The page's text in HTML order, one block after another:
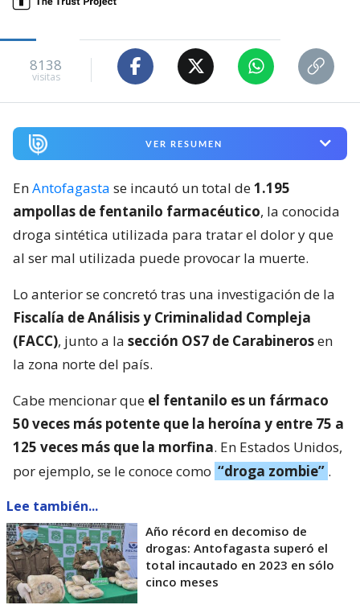
8138
visitas
VER RESUMEN
EnAntofagasta se incautó un total de1.195
ampollas de fentanilo farmacéutico, la conocida
droga sintética utilizada para tratar el dolor y que
al ser mal utilizada puede provocar la muerte.
Lo anterior se concretó tras una investigación de la
Fiscalía de Análisis y Criminalidad Compleja
(FACC), junto a la sección OS7 de Carabinerosen
la zona norte del país.
Cabe mencionar que el fentanilo es un fármaco
50 veces más potente que la heroína y entre 75 a
125 veces más que la morfina. En Estados Unidos,
por ejemplo, se le conoce como “droga zombie” .
Lee también...
Año récord en decomiso de
drogas: Antofagasta superó el
total incautado en 2023 en sólo
cinco meses